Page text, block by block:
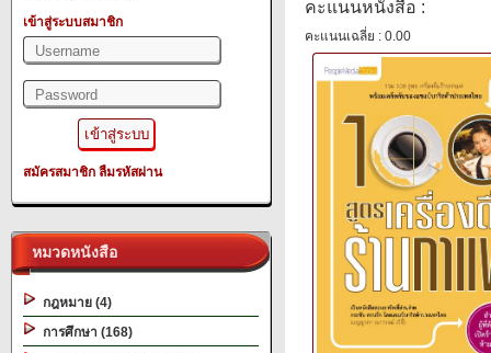
เข้าสู่ระบบสมาชิก
สมัครสมาชิก ลืมรหัสผ่าน
หมวดหนังสือ
กฎหมาย (4)
การศึกษา (168)
คะแนนหนังสือ :
คะแนนเฉลี่ย : 0.00